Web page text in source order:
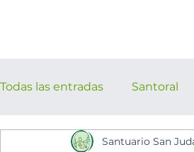
Todas las entradas Santoral
los cinco minutos del
Santuario San